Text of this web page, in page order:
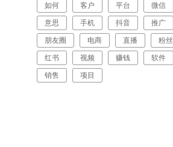
如何
客户 平台 微信
意思
手机 抖音 推广
朋友圈
电商 直播
粉丝
红书
视频 赚钱 软件
销售
项目